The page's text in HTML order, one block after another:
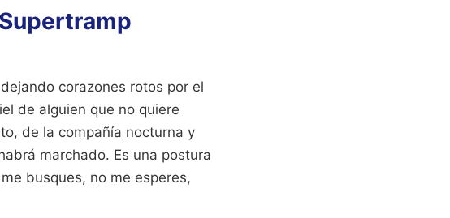
corazones rotos por el
de alguien que no quiere
de la compañía nocturna y
marchado. Es una postura
busques, no me esperes,